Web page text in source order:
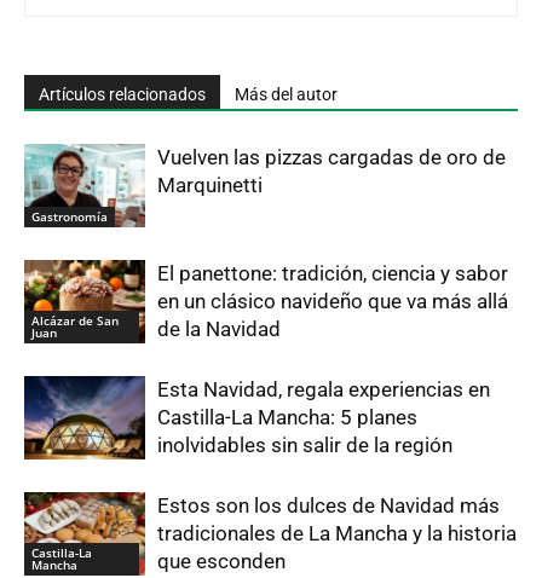
Artículos relacionados Más del autor
Gastronomía
Vuelven las pizzas cargadas de oro de
Marquinetti
Alcázar de San
Juan
El panettone: tradición, ciencia y sabor
en un clásico navideño que va más allá
de la Navidad
Esta Navidad, regala experiencias en
Castilla-La Mancha: 5 planes
inolvidables sin salir de la región
Castilla-La
Mancha
Estos son los dulces de Navidad más
tradicionales de La Mancha y la historia
que esconden